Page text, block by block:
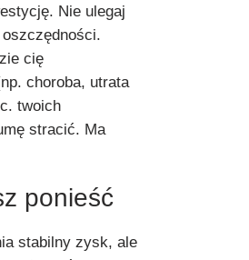
Nie ulegaj
cię
choroba, utrata
twoich
stracić. Ma
ponieść
stabilny zysk, ale